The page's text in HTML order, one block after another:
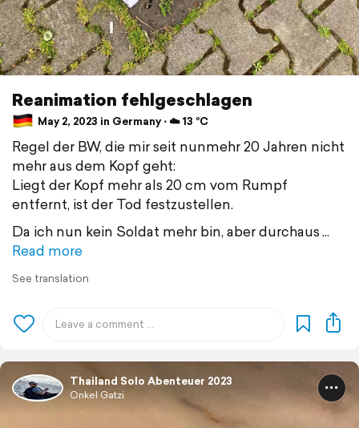
Reanimation fehlgeschlagen
May 2, 2023 in Germany ⋅ ☁️ 13 °C
Regel der BW, die mir seit nunmehr 20 Jahren nicht
mehr aus dem Kopf geht:
Liegt der Kopf mehr als 20 cm vom Rumpf
entfernt, ist der Tod festzustellen.
Da ich nun kein Soldat mehr bin, aber durchaus
Read more
See translation
Thailand Solo Abenteuer 2023
Onkel Gatzi